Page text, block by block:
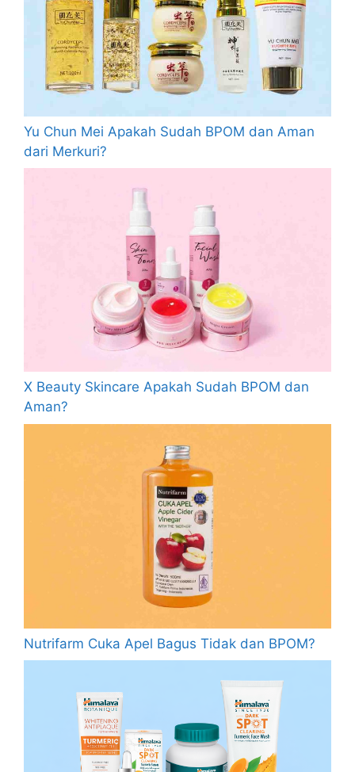
Yu Chun Mei Apakah Sudah BPOM dan Aman
dari Merkuri?
X Beauty Skincare Apakah Sudah BPOM dan
Aman?
Nutrifarm Cuka Apel Bagus Tidak dan BPOM?